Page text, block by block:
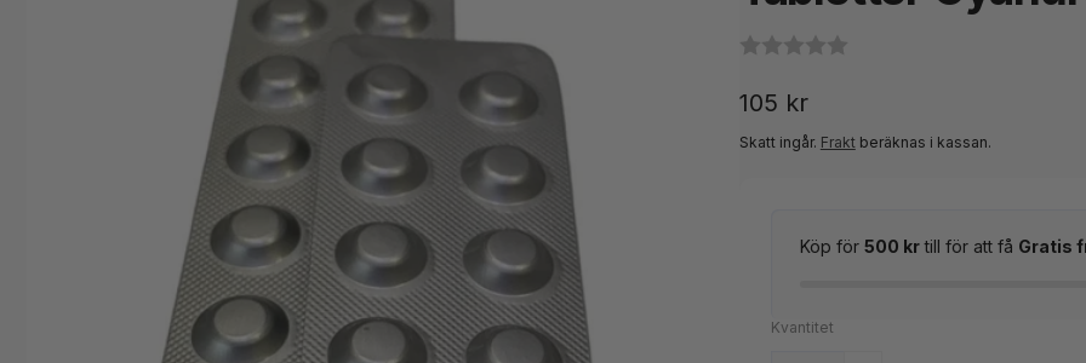
Ordinarie
pris
105 kr
Skatt ingår. Fraktberäknas i kassan.
Köp för 500 krtill för att få Gratis
Kvantitet